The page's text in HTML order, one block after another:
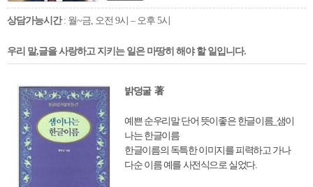
상담가능시간: 월~금, 오전 9시 – 오후 5시
우리 말,글을 사랑하고 지키는 일은 마땅히 해야 할 일입니다.
밝덩굴 著
예쁜 순우리말 단어 뜻이좋은 한글이름_샘이
나는 한글이름
한글이름의 독특한 이미지를 피력하고 가나
다순 이름 예를 사전식으로 실었다.